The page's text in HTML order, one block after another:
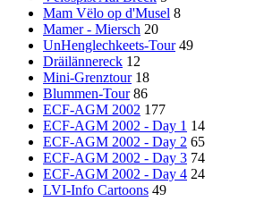
Mam Vëlo op d'Musel 8
Mamer - Miersch 20
UnHenglechkeets-Tour 49
Dräilännereck 12
Mini-Grenztour 18
Blummen-Tour 86
ECF-AGM 2002 177
ECF-AGM 2002 - Day 1 14
ECF-AGM 2002 - Day 2 65
ECF-AGM 2002 - Day 3 74
ECF-AGM 2002 - Day 4 24
LVI-Info Cartoons 49